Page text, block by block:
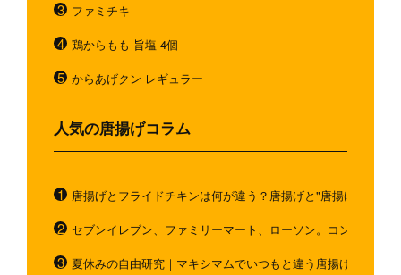
ファミチキ
鶏からもも 旨塩 4個
からあげクン レギュラー
人気の唐揚げコラム
唐揚げとフライドチキンは何が違う？唐揚げと"唐揚げと似て
セブンイレブン、ファミリーマート、ローソン。コンビニの
夏休みの自由研究｜マキシマムでいつもと違う唐揚げを作ろう